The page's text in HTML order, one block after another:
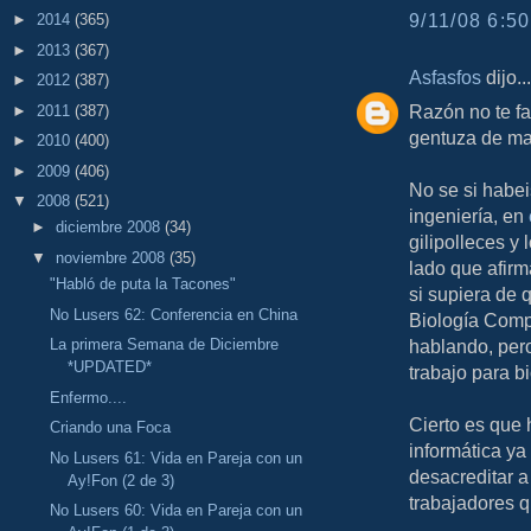
► 2014 (365)
► 2013 (367)
► 2012 (387)
► 2011 (387)
► 2010 (400)
► 2009 (406)
▼ 2008 (521)
► diciembre 2008 (34)
▼ noviembre 2008 (35)
"Habló de puta la Tacones"
No Lusers 62: Conferencia en China
La primera Semana de Diciembre
*UPDATED*
Enfermo....
Criando una Foca
No Lusers 61: Vida en Pareja con un
Ay!Fon (2 de 3)
No Lusers 60: Vida en Pareja con un
9/11/08
Asfasfos dijo...
Razón no te
gentuza de
No se si
ingeniería, en
gilipolleces y
lado que
si supiera de
Biología
hablando,
trabajo para
Cierto es que
informática
desacreditar
trabajadores